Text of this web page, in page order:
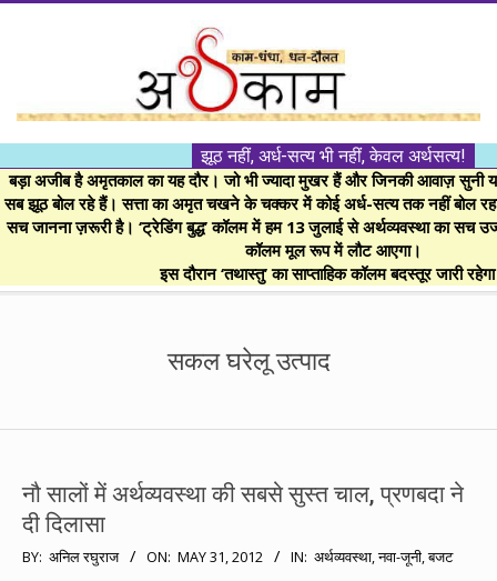
।।
अर्थकाम।।
BE
FINANCIALLY
CLEVER!
झूठ नहीं, अर्ध-सत्य भी नहीं, केवल अर्थसत्य!
बड़ा अजीब है अमृतकाल का यह दौर। जो भी ज्यादा मुखर हैं और जिनकी आवाज़ सुनी
सब झूठ बोल रहे हैं। सत्ता का अमृत चखने के चक्कर में कोई अर्ध-सत्य तक नहीं बोल
सच जानना ज़रूरी है। ‘ट्रेडिंग बुद्ध’ कॉलम में हम 13 जुलाई से अर्थव्यवस्था का सच
कॉलम मूल रूप में लौट आएगा।
इस दौरान ‘तथास्तु’ का साप्ताहिक कॉलम बदस्तूर जारी
सकल घरेलू उत्पाद
नौ सालों में अर्थव्यवस्था की सबसे सुस्त चाल, प्रणबदा ने
दी दिलासा
2012-
BY: अनिल रघुराज ON: MAY 31, 2012 IN: अर्थव्यवस्था,नवा-जूनी,बजट